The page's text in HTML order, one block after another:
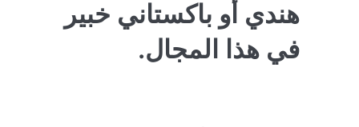
هندي أو باكستاني خبير
في هذا المجال.